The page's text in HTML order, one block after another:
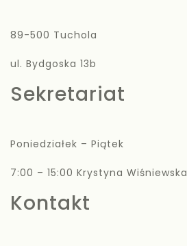
89-500 Tuchola
ul. Bydgoska 13b
Sekretariat
Poniedziałek – Piątek
7:00 – 15:00 Krystyna Wiśniewska
Kontakt